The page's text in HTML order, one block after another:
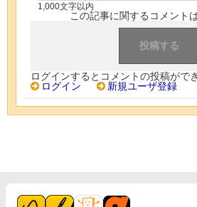
1,000文字以内
この記事に関するコメント
ログインするとコメントの投稿がで
ログイン
新規ユーザ登録